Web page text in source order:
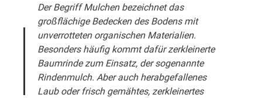
Der Begriff Mulchen bezeichnet das
großflächige Bedecken des Bodens mit
unverrotteten organischen Materialien.
Besonders häufig kommt dafür zerkleinerte
Baumrinde zum Einsatz, der sogenannte
Rindenmulch. Aber auch herabgefallenes
Laub oder frisch gemähtes, zerkleinertes